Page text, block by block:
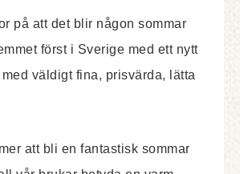
på att det blir någon sommar
först i Sverige med ett nytt
väldigt fina, prisvärda, lätta
att bli en fantastisk sommar